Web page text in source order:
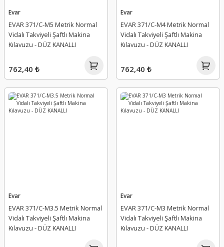
Evar
EVAR 371/C-M5 Metrik Normal
Vidalı Takviyeli Şaftlı Makina
Kılavuzu - DÜZ KANALLI
762,40 ₺
Evar
EVAR 371/C-M4 Metrik Normal
Vidalı Takviyeli Şaftlı Makina
Kılavuzu - DÜZ KANALLI
762,40 ₺
Evar
EVAR 371/C-M3.5 Metrik Normal
Vidalı Takviyeli Şaftlı Makina
Kılavuzu - DÜZ KANALLI
Evar
EVAR 371/C-M3 Metrik Normal
Vidalı Takviyeli Şaftlı Makina
Kılavuzu - DÜZ KANALLI